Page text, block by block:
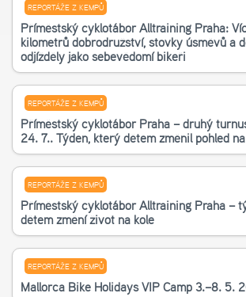
REPORTÁŽE Z KEMPŮ
Příměstský cyklotábor Alltraining Praha:
kilometrů dobrodružství, stovky úsměvů a
odjížděly jako sebevědomí bikeři
REPORTÁŽE Z KEMPŮ
Příměstský cyklotábor Praha – druhý
24. 7.. Týden, který dětem změnil pohled
REPORTÁŽE Z KEMPŮ
Příměstský cyklotábor Alltraining Praha –
dětem změní život na kole
REPORTÁŽE Z KEMPŮ
Mallorca Bike Holidays VIP Camp 3.–8. 5.